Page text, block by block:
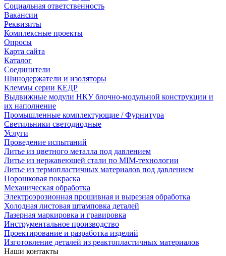
Социальная ответственность
Вакансии
Реквизиты
Комплексные проекты
Опросы
Карта сайта
Каталог
Соединители
Шинодержатели и изоляторы
Клеммы серии КЕДР
Выдвижные модули НКУ блочно-модульной конструкции и
их наполнение
Промышленные комплектующие / Фурнитура
Светильники светодиодные
Услуги
Проведение испытаний
Литье из цветного металла под давлением
Литье из нержавеющей стали по MIM-технологии
Литье из термопластичных материалов под давлением
Порошковая покраска
Механическая обработка
Электроэрозионная прошивная и вырезная обработка
Холодная листовая штамповка деталей
Лазерная маркировка и гравировка
Инструментальное производство
Проектирование и разработка изделий
Изготовление деталей из реактопластичных материалов
Наши контакты